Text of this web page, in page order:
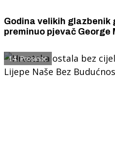
Godina velikih glazbenik
preminuo pjevač George
14. Prosinac